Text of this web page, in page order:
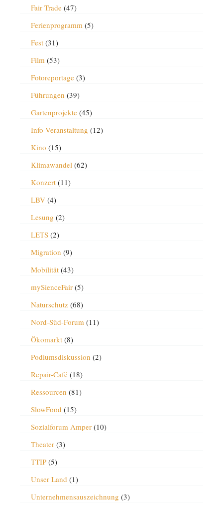
Fair Trade(47)
Ferienprogramm(5)
Fest(31)
Film(53)
Fotoreportage(3)
Führungen (39)
Gartenprojekte(45)
Info-Veranstaltung (12)
Kino (15)
Klimawandel(62)
Konzert(11)
LBV(4)
Lesung (2)
LETS(2)
Migration (9)
Mobilität(43)
mySienceFair(5)
Naturschutz(68)
Nord-Süd-Forum(11)
Ökomarkt(8)
Podiumsdiskussion (2)
Repair-Café(18)
Ressourcen (81)
SlowFood (15)
Sozialforum Amper(10)
Theater(3)
TTIP(5)
Unser Land (1)
Unternehmensauszeichnung (3)